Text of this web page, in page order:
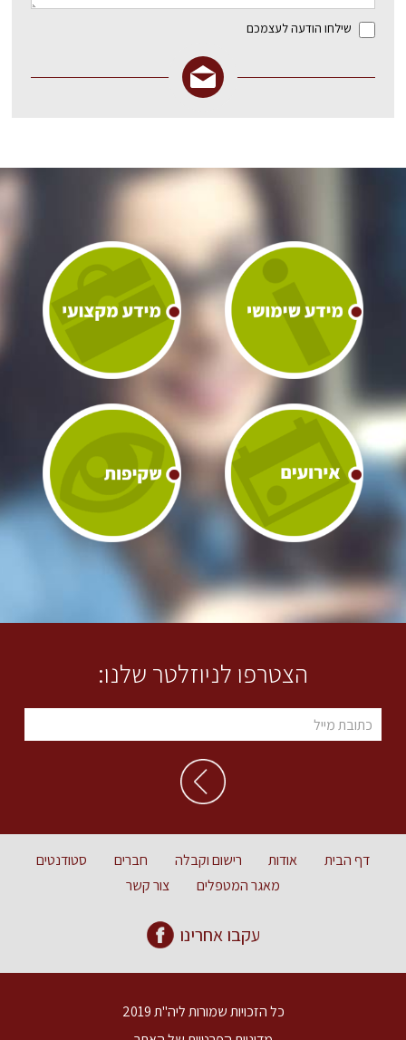
שילחו הודעה לעצמכם
הצטרפו לניוזלטר שלנו:
דף הבית אודות רישום וקבלה חברים
סטודנטים
מאגר המטפלים
צור קשר
עקבו אחרינו
כל הזכויות שמורות ליה"ת 2019